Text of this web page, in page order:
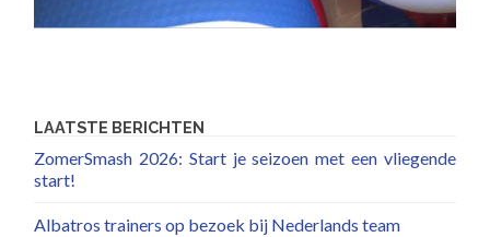
LAATSTE BERICHTEN
ZomerSmash 2026: Start je seizoen met een vliegende
start!
Albatros trainers op bezoek bij Nederlands team